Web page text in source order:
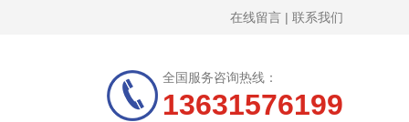
在线留言 | 联系我们
全国服务咨询热线：
13631576199